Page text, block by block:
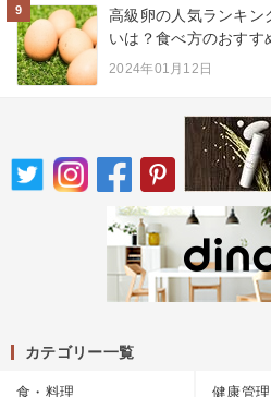
9
高級卵の人気ランキン
いは？食べ方のおすす
2024年01月12日
カテゴリー一覧
食・料理 健康管理